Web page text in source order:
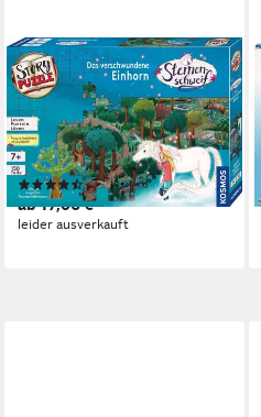
KOSMOS
Puzzle StoryPuzzle,
Sternenschweif, Das
verschwundene Einhorn, 150
Puzzleteile, Made in Germany
(3)
ab 17,06 €
leider ausverkauft